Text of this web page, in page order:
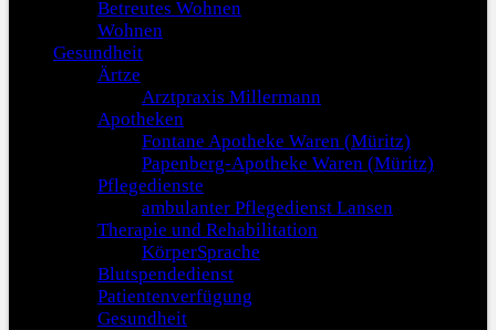
Betreutes Wohnen
Wohnen
Gesundheit
Ärtze
Arztpraxis Millermann
Apotheken
Fontane Apotheke Waren (Müritz)
Papenberg-Apotheke Waren (Müritz)
Pflegedienste
ambulanter Pflegedienst Lansen
Therapie und Rehabilitation
KörperSprache
Blutspendedienst
Patientenverfügung
Gesundheit